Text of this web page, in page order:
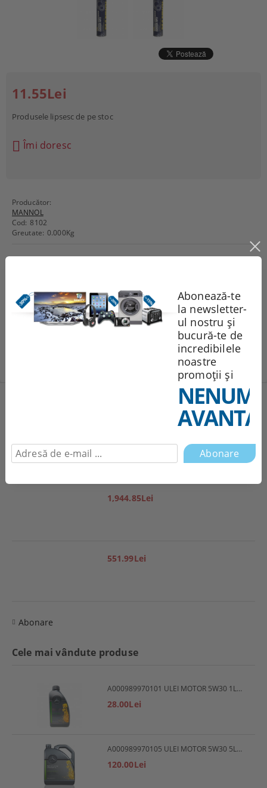
Producător:
MANNOL
Cod: 8102
Greutate: 0.000Kg
11.55Lei
Produsele lipsesc de pe stoc
Îmi doresc
Comentarii
1,944.85Lei
551.99Lei
Abonare
Cele mai vândute produse
A000989970101 ULEI MOTOR 5W30 1L MERCEDES
28.00Lei
A000989970105 ULEI MOTOR 5W30 5L MERCEDES
120.00Lei
Abonează-te
la newsletter-
ul nostru și
bucură-te de
incredibilele
noastre
promoții și